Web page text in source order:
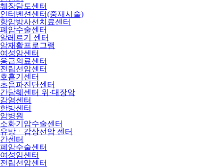
췌장담도센터
인터벤션센터(중재시술)
항암방사선치료센터
폐암수술센터
알레르기 센터
암재활프로그램
여성암센터
응급의료센터
전립선암센터
호흡기센터
초음파진단센터
간담췌센터 위·대장암
감염센터
한방센터
암병원
소화기암수술센터
유방ㆍ갑상선암 센터
간센터
폐암수술센터
여성암센터
전립선암센터